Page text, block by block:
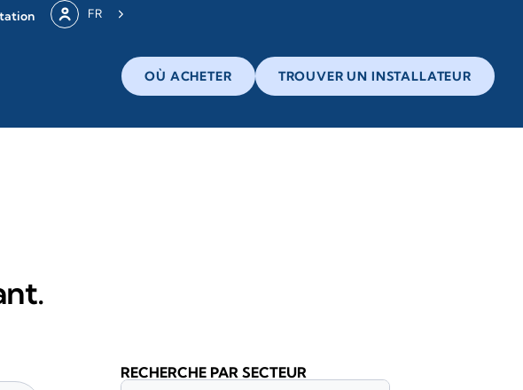
FR
OÙ ACHETER TROUVER UN INSTALLATEUR
RECHERCHE PAR SECTEUR